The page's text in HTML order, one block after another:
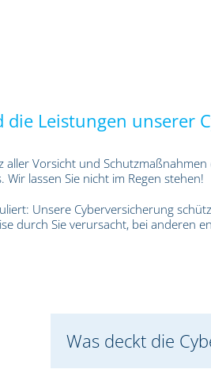
die Leistungen unserer
aller Vorsicht und
Wir lassen Sie nicht im Regen stehen!
Unsere Cyberversicherung
durch Sie verursacht, bei anderen
Was deckt die